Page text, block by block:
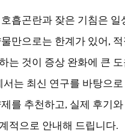
흡곤란과 잦은 기침은 일
만으로는 한계가 있어,
는 것이 증상 완화에 큰 도
서는 최신 연구를 바탕으
를 추천하고, 실제 후기
적으로 안내해 드립니다.